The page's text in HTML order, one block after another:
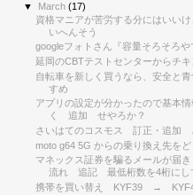
▼ March(17)
資格マニアが苦労する分にはいい
いへんそう
googleフォトさん『容量そろそろや
延岡のCBTテストセンターからチ
自転車を新しく買うなら、安全と
すめ
アプリの設定が分かったので基本
く 追加 せやろか？
さいはてのコスモス 訂正・追加
moto g64 5G からの乗り換え先を
マネックス証券を騙るメールが届
流れ 追記 最低桁数を4桁にし
携帯を買い替え KYF39 →